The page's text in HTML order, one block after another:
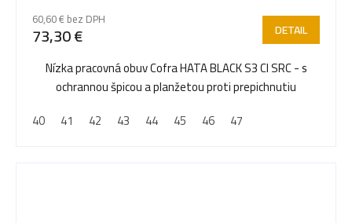
60,60 € bez DPH
73,30 € DETAIL
Nízka pracovná obuv Cofra HATA BLACK S3 CI SRC - s
ochrannou špicou a planžetou proti prepichnutiu
40
41 42 43 44 45 46 47